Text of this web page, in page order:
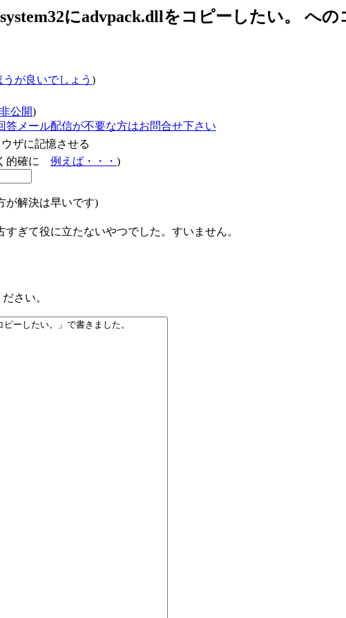
にadvpack.dllをコピーしたい。 への
が良いでしょう )
公開)
答メール配信が不要な方はお問合せ下さい
ザに記憶させる
的確に 例えば・・・ )
解決は早いです)
ぎて役に立たないやつでした。すいません。
さい。